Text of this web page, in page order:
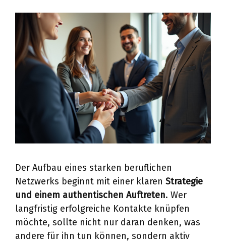
Der Aufbau eines starken beruflichen
Netzwerks beginnt mit einer klaren Strategie
und einem authentischen Auftreten. Wer
langfristig erfolgreiche Kontakte knüpfen
möchte, sollte nicht nur daran denken, was
andere für ihn tun können, sondern aktiv